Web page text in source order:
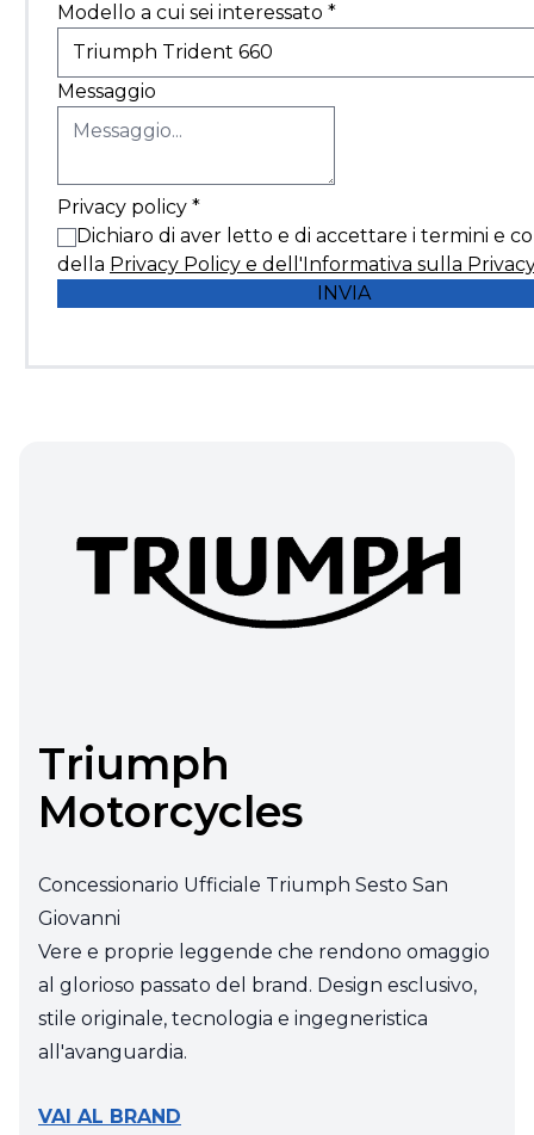
Modello a cui sei interessato *
Messaggio
Privacy policy *
Dichiaro di aver letto e di accettare i termini e
della Privacy Policy e dell'Informativa sulla
INVIA
Triumph
Motorcycles
Concessionario Ufficiale Triumph Sesto San
Giovanni
Vere e proprie leggende che rendono omaggio
al glorioso passato del brand. Design esclusivo,
stile originale, tecnologia e ingegneristica
all'avanguardia.
VAI AL BRAND